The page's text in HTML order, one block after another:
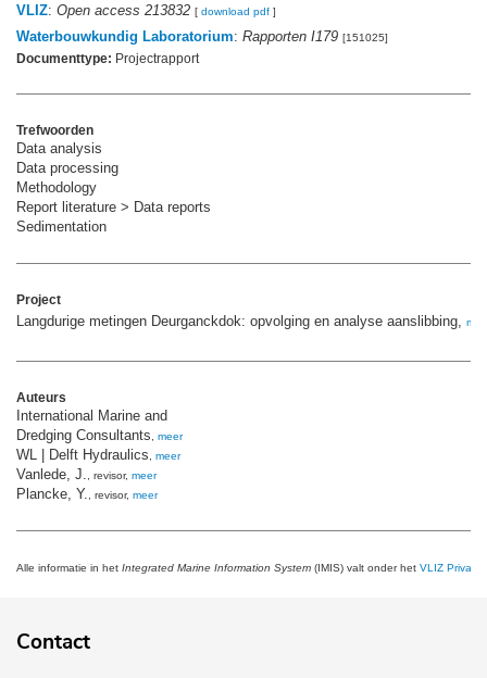
VLIZ: Open access 213832 [ download pdf ]
Waterbouwkundig Laboratorium: Rapporten I179 [151025]
Documenttype: Projectrapport
Trefwoorden
Data analysis
Data processing
Methodology
Report literature > Data reports
Sedimentation
Project
Langdurige metingen Deurganckdok: opvolging en analyse aanslibbing,
Auteurs
International Marine and
Dredging Consultants
meer
WL | Delft Hydraulics meer
Vanlede, J. , revisor, meer
Plancke, Y. , revisor, meer
Alle informatie in het Integrated Marine Information System (IMIS) valt onder het VLIZ Privacy
Contact